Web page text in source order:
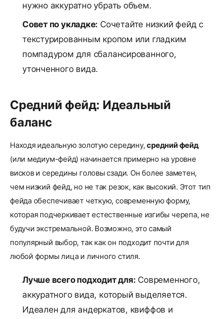
нужно аккуратно убрать объем.
Совет по укладке: Сочетайте низкий фейд с
текстурированным кропом или гладким
помпадуром для сбалансированного,
утонченного вида.
Средний фейд: Идеальный
баланс
Находя идеальную золотую середину,средний фейд
(или медиум-фейд) начинается примерно на уровне
висков и середины головы сзади. Он более заметен,
чем низкий фейд, но не так резок, как высокий. Этот тип
фейда обеспечивает четкую, современную форму,
которая подчеркивает естественные изгибы черепа, не
будучи экстремальной. Возможно, это самый
популярный выбор, так как он подходит почти для
любой формы лица и личного стиля.
Лучше всего подходит для: Современного,
аккуратного вида, который выделяется.
Идеален для андеркатов, квиффов и